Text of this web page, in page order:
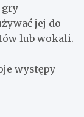
gry
jej do
lub wokali.
występy